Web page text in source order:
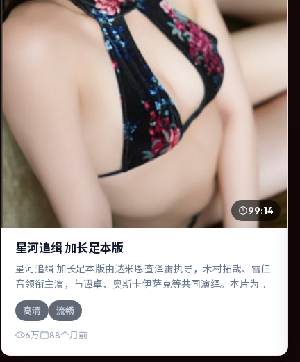
99:14
星河追缉 加长足本版
星河追缉 加长足本版由达米恩·查泽雷执导，木村拓哉、雷佳
音领衔主演，与谭卓、奥斯卡·伊萨克等共同演绎。本片为动
作类型，主要班底与取景来自澳大利亚。时间循环困住主
角，每一次醒来规则都在改变。影片整体气质明快，节奏紧
凑，人物动机清晰，适合喜欢强情节与细腻表演的观众。
高清 流畅
6万 88个月前